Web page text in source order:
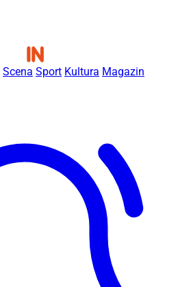
Scena Sport Kultura Magazin